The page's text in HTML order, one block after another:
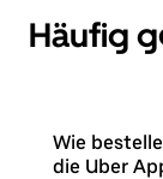
Häufig
Wie
die Uber